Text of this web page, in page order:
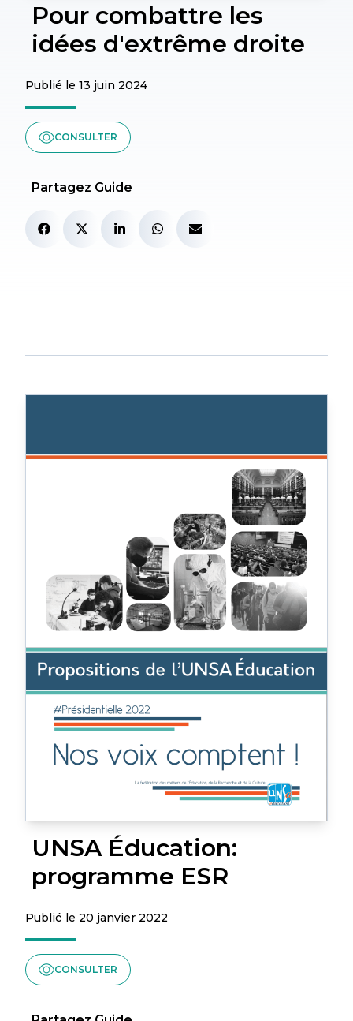
Pour combattre les
idées d'extrême droite
Publié le 13 juin 2024
CONSULTER
Partagez Guide
UNSA Éducation:
programme ESR
Publié le 20 janvier 2022
CONSULTER